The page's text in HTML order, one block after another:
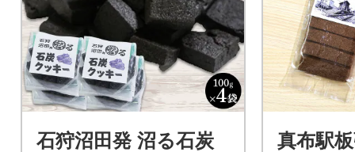
石狩沼田発 沼る石炭
真布駅